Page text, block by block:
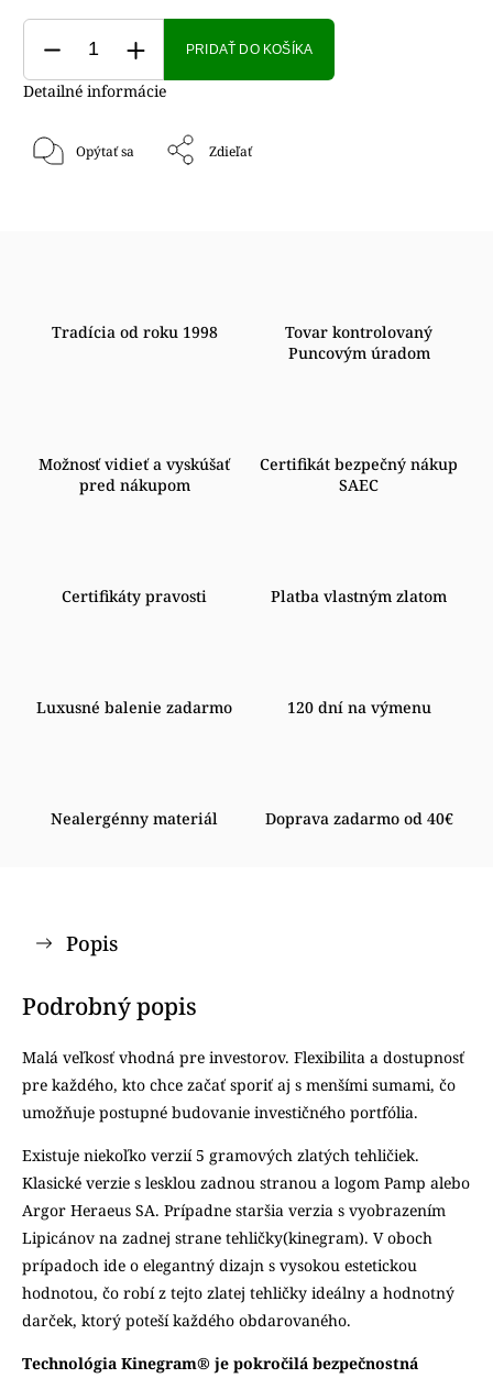
PRIDAŤ DO KOŠÍKA
Detailné informácie
Opýtať sa Zdieľať
Tradícia od roku 1998
Tovar kontrolovaný
Puncovým úradom
Možnosť vidieť a vyskúšať
pred nákupom
Certifikát bezpečný nákup
SAEC
Certifikáty pravosti Platba vlastným zlatom
Luxusné balenie zadarmo 120 dní na výmenu
Nealergénny materiál Doprava zadarmo od 40€
Popis
Podrobný popis
Malá veľkosť vhodná pre investorov. Flexibilita a dostupnosť
pre každého, kto chce začať sporiť aj s menšími sumami, čo
umožňuje postupné budovanie investičného portfólia.
Existuje niekoľko verzií 5 gramových zlatých tehličiek.
Klasické verzie s lesklou zadnou stranou a logom Pamp alebo
Argor Heraeus SA. Prípadne staršia verzia s vyobrazením
Lipicánov na zadnej strane tehličky(kinegram). V oboch
prípadoch ide o elegantný dizajn s vysokou estetickou
hodnotou, čo robí z tejto zlatej tehličky ideálny a hodnotný
darček, ktorý poteší každého obdarovaného.
Technológia Kinegram® je pokročilá bezpečnostná